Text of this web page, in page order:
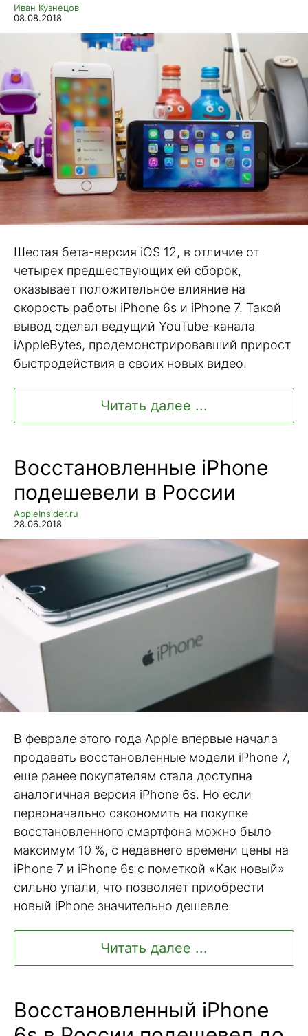
Иван Кузнецов
08.08.2018
Шестая бета-версия iOS 12, в отличие от
четырех предшествующих ей сборок,
оказывает положительное влияние на
скорость работы iPhone 6s и iPhone 7. Такой
вывод сделал ведущий YouTube-канала
iAppleBytes, продемонстрировавший прирост
быстродействия в своих новых видео.
Читать далее ...
Восстановленные iPhone
подешевели в России
AppleInsider.ru
28.06.2018
В феврале этого года Apple впервые начала
продавать восстановленные модели iPhone 7,
еще ранее покупателям стала доступна
аналогичная версия iPhone 6s. Но если
первоначально сэкономить на покупке
восстановленного смартфона можно было
максимум 10 %, с недавнего времени цены на
iPhone 7 и iPhone 6s с пометкой «Как новый»
сильно упали, что позволяет приобрести
новый iPhone значительно дешевле.
Читать далее ...
Восстановленный iPhone